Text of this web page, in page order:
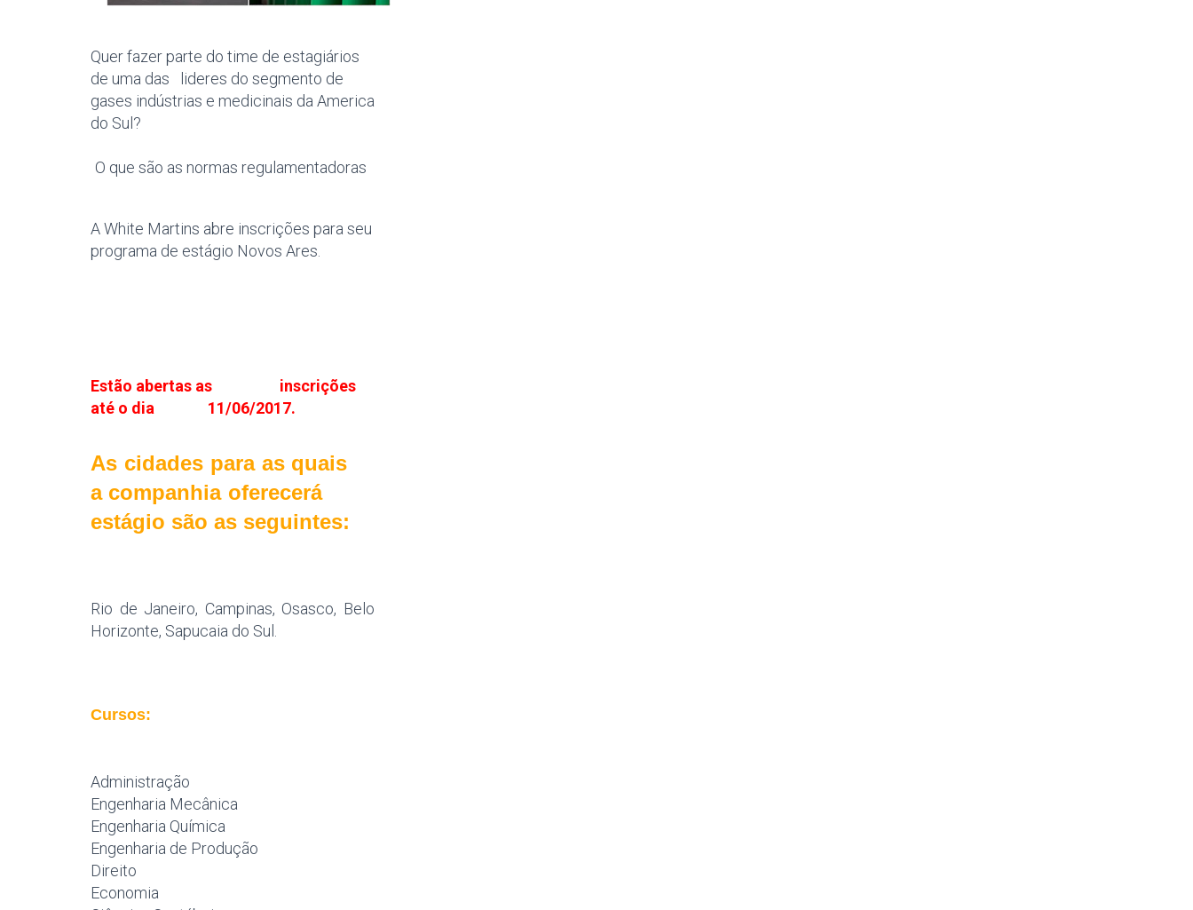
Quer fazer parte do time de estagiários
de uma das lideres do segmento de
gases indústrias e medicinais da America
do Sul?
O que são as normas regulamentadoras
A White Martins abre inscrições para seu
programa de estágio Novos Ares.
Estão abertas as inscrições
até o dia 11/06/2017.
As cidades para as quais
a companhia oferecerá
estágio são as seguintes:
Rio de Janeiro, Campinas, Osasco, Belo
Horizonte, Sapucaia do Sul.
Cursos:
Administração
Engenharia Mecânica
Engenharia Química
Engenharia de Produção
Direito
Economia